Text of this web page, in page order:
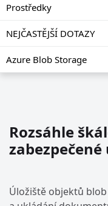
Prostředky
NEJČASTĚJŠÍ DOTAZY
Azure Blob Storage
Rozsáhle
Úložiště objektů